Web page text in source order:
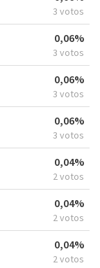
3 votos
0,06%
3 votos
0,06%
3 votos
0,06%
3 votos
0,04%
2 votos
0,04%
2 votos
0,04%
2 votos